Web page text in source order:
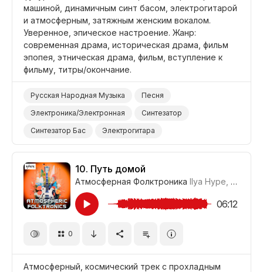
машиной, динамичным синт басом, электрогитарой
и атмосферным, затяжным женским вокалом.
Уверенное, эпическое настроение. Жанр:
современная драма, историческая драма, фильм
эпопея, этническая драма, фильм, вступление к
фильму, титры/окончание.
Русская Народная Музыка
Песня
Электроника/Электронная
Синтезатор
Синтезатор Бас
Электрогитара
Электронные Барабаны
Эпический
Уверенный
Фильм Историческая Драма
Фильм Современная Драма
Фильм Вступление
Фильм Титры/Окончание
Фильм Эпопея
Драма Этническая
10. Путь домой
Атмосферная Фолктроника Ilya Hype Где-то
06:12
0
Атмосферный, космический трек с прохладным